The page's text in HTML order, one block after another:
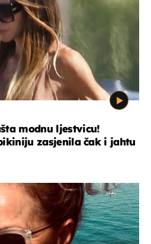
modnu ljestvicu!
zasjenila čak i jahtu